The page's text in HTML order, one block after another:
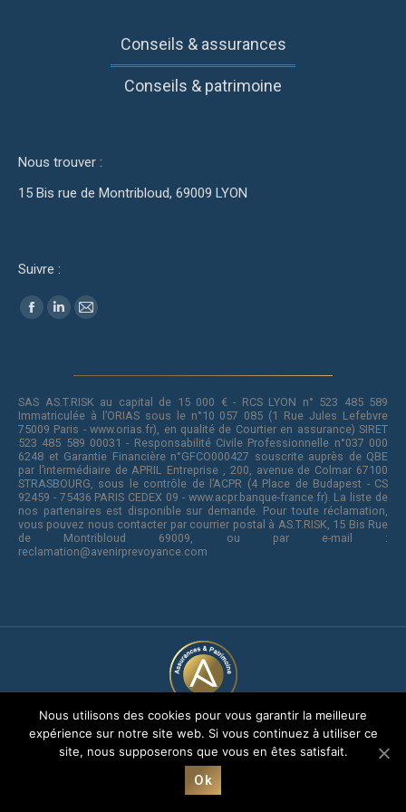
Conseils & assurances
Conseils & patrimoine
Nous trouver :
15 Bis rue de Montribloud, 69009 LYON
Suivre :
Trouvez nous sur :
Facebook
LinkedIn
Mail
SAS AS.T.RISK au capital de 15 000 € - RCS LYON n° 523 485 589
Immatriculée à l’ORIAS sous le n°10 057 085 (1 Rue Jules Lefebvre
75009 Paris - www.orias.fr), en qualité de Courtier en assurance) SIRET
523 485 589 00031 - Responsabilité Civile Professionnelle n°037 000
6248 et Garantie Financière n°GFCO000427 souscrite auprès de QBE
par l’intermédiaire de APRIL Entreprise , 200, avenue de Colmar 67100
STRASBOURG, sous le contrôle de l’ACPR (4 Place de Budapest - CS
92459 - 75436 PARIS CEDEX 09 - www.acpr.banque-france.fr). La liste de
nos partenaires est disponible sur demande. Pour toute réclamation,
vous pouvez nous contacter par courrier postal à AS.T.RISK, 15 Bis Rue
de Montribloud 69009, ou par e-mail :
reclamation@avenirprevoyance.com
© 2005 - 2026
Groupe Avenir Assurances et Patrimoine | CréationGrafics
Communication
| Avenir© marque déposée jusqu’en
Nous utilisons des cookies pour vous garantir la meilleure
expérience sur notre site web. Si vous continuez à utiliser ce
site, nous supposerons que vous en êtes satisfait.
Ok